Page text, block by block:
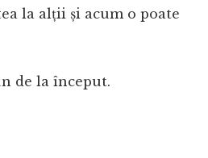
la alții și acum o poate
de la început.